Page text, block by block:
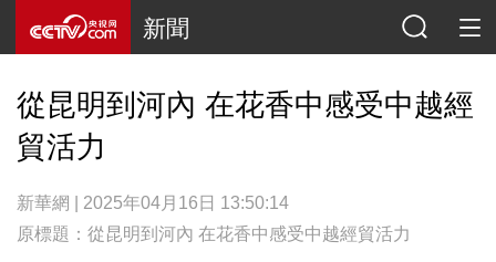
新聞
從昆明到河內 在花香中感受中越經
貿活力
新華網 | 2025年04月16日 13:50:14
原標題：從昆明到河內 在花香中感受中越經貿活力